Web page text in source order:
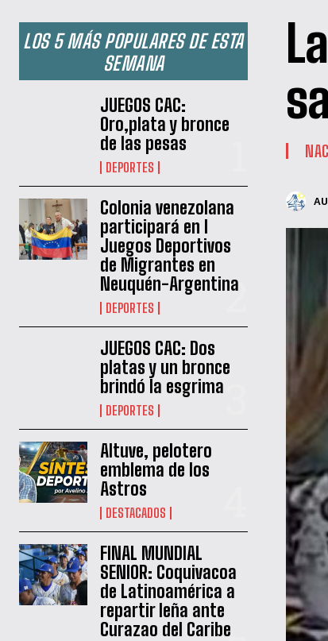
LOS 5 MÁS POPULARES DE ESTA
SEMANA
JUEGOS CAC:
Oro,plata y bronce
de las pesas
DEPORTES
Colonia venezolana
participará en I
Juegos Deportivos
de Migrantes en
Neuquén-Argentina
DEPORTES
JUEGOS CAC: Dos
platas y un bronce
brindó la esgrima
DEPORTES
Altuve, pelotero
emblema de los
Astros
DESTACADOS
FINAL MUNDIAL
SENIOR: Coquivacoa
de Latinoamérica a
repartir leña ante
Curazao del Caribe